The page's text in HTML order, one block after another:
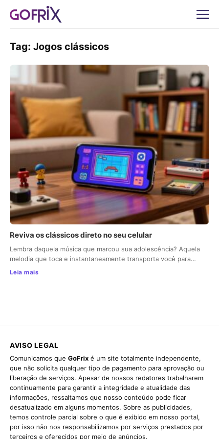
Tag: Jogos clássicos
Reviva os clássicos direto no seu celular
Lembra daquela música que marcou sua adolescência? Aquela
melodia que toca e instantaneamente transporta você para…
Leia mais
AVISO LEGAL
Comunicamos que GoFrix é um site totalmente independente,
que não solicita qualquer tipo de pagamento para aprovação ou
liberação de serviços. Apesar de nossos redatores trabalharem
continuamente para garantir a integridade e atualidade das
informações, ressaltamos que nosso conteúdo pode ficar
desatualizado em alguns momentos. Sobre as publicidades,
temos controle parcial sobre o que é exibido em nosso portal,
por isso não nos responsabilizamos por serviços prestados por
terceiros e oferecidos por meio de anúncios.